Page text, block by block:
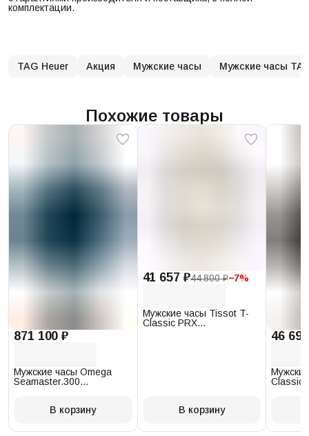
комплектации.
TAG Heuer Акция Мужские часы Мужские часы
Похожие товары
871 100 ₽
Мужские часы Omega
Seamaster.300
В корзину
41 657 ₽44 800 ₽−7%
Мужские часы Tissot T-
Classic PRX
В корзину
46
Classic